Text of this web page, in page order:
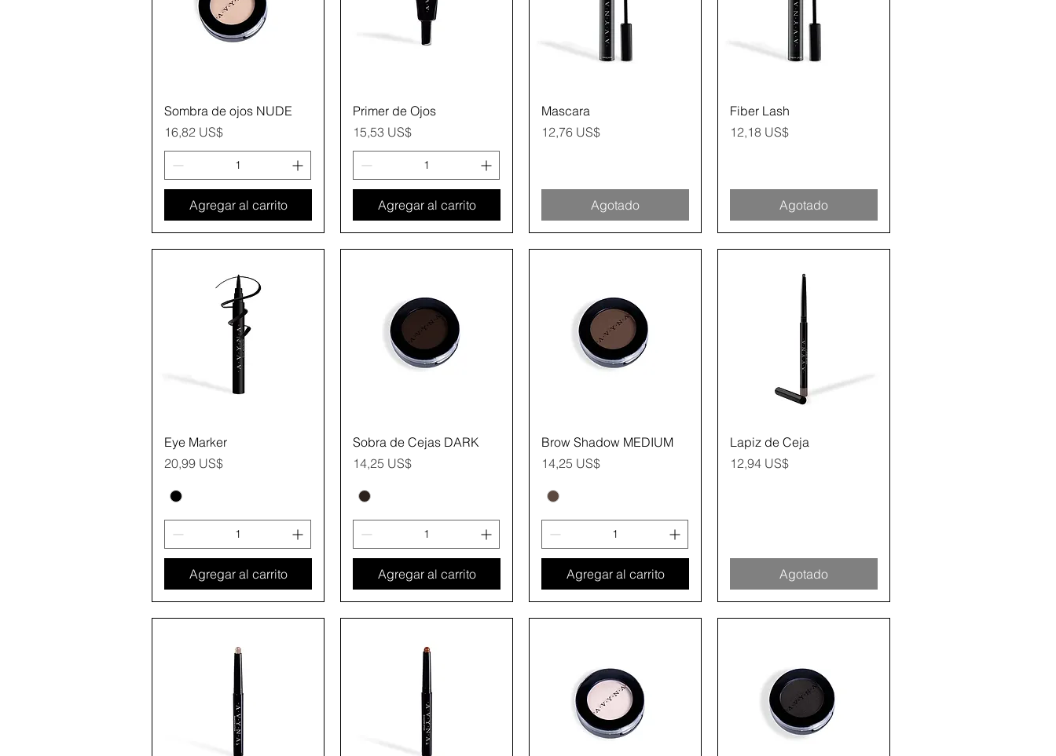
Vista rápida
Sombra de ojos NUDE
Precio
16,82 US$
Agregar al carrito
Vista rápida
Primer de Ojos
Precio
15,53 US$
Agregar al carrito
Vista rápida
Mascara
Precio
12,76 US$
Agotado
Vista rápida
Fiber Lash
Precio
12,18 US$
Agotado
Vista rápida
Eye Marker
Precio
20,99 US$
Agregar al carrito
Vista rápida
Sobra de Cejas DARK
Precio
14,25 US$
Agregar al carrito
Vista rápida
Brow Shadow MEDIUM
Precio
14,25 US$
Agregar al carrito
Vista rápida
Lapiz de Ceja
Precio
12,94 US$
Agotado